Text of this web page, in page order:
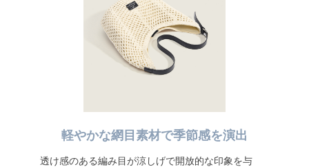
軽やかな網目素材で季節感を演出
透け感のある編み目が涼しげで開放的な印象を与